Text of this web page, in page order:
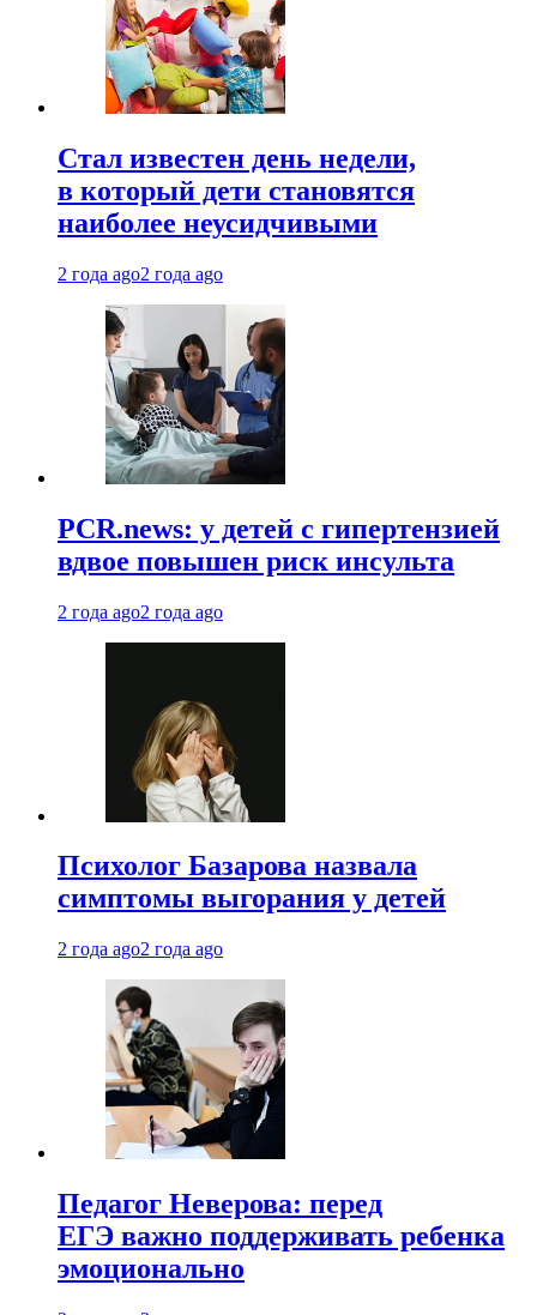
Стал известен день недели,
в который дети становятся
наиболее неусидчивыми
2 года ago2 года ago
PCR.news: у детей с гипертензией
вдвое повышен риск инсульта
2 года ago2 года ago
Психолог Базарова назвала
симптомы выгорания у детей
2 года ago2 года ago
Педагог Неверова: перед
ЕГЭ важно поддерживать ребенка
эмоционально